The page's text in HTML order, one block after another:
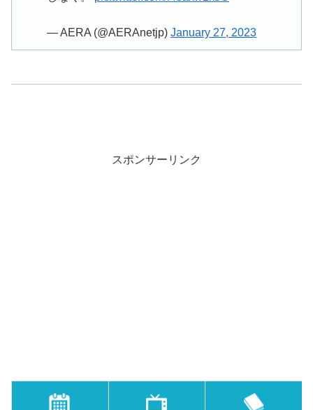
— AERA (@AERAnetjp) January 27, 2023
スポンサーリンク